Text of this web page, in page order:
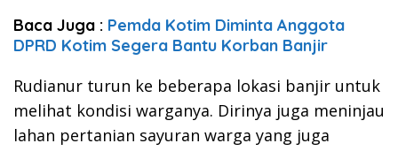
Baca Juga : Pemda Kotim Diminta Anggota
DPRD Kotim Segera Bantu Korban Banjir
Rudianur turun ke beberapa lokasi banjir untuk
melihat kondisi warganya. Dirinya juga meninjau
lahan pertanian sayuran warga yang juga